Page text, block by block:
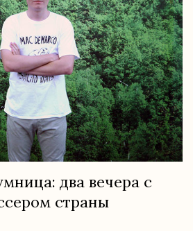
два вечера с
страны